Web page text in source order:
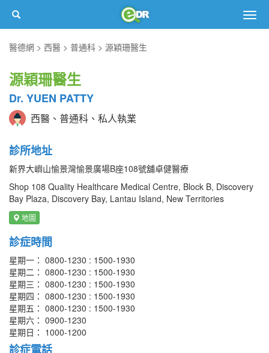
醫德網
西醫 普通科 源穎珊醫生
源穎珊醫生
Dr. YUEN PATTY
西醫、普通科、私人執業
診所地址
新界大嶼山愉景灣愉景廣場B座108號舖卓健醫療
Shop 108 Quality Healthcare Medical Centre, Block B, Discovery
Bay Plaza, Discovery Bay, Lantau Island, New Territories
地圖
診症時間
星期一： 0800-1230 : 1500-1930
星期二： 0800-1230 : 1500-1930
星期三： 0800-1230 : 1500-1930
星期四： 0800-1230 : 1500-1930
星期五： 0800-1230 : 1500-1930
星期六： 0900-1230
星期日： 1000-1200
診症電話